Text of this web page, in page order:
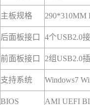
主板规格 290*310MM
后面板接口 4个USB2.0
前面板接口 2组USB2.0
支持系统 Windows7
BIOS AMI UEFI